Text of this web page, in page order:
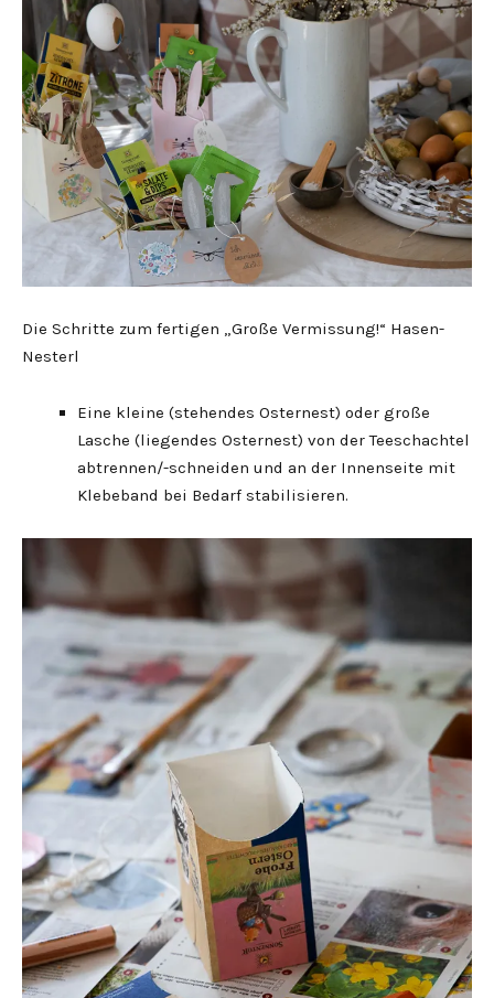
Die Schritte zum fertigen „Große Vermissung!“ Hasen-
Nesterl
Eine kleine (stehendes Osternest) oder große
Lasche (liegendes Osternest) von der Teeschachtel
abtrennen/-schneiden und an der Innenseite mit
Klebeband bei Bedarf stabilisieren.